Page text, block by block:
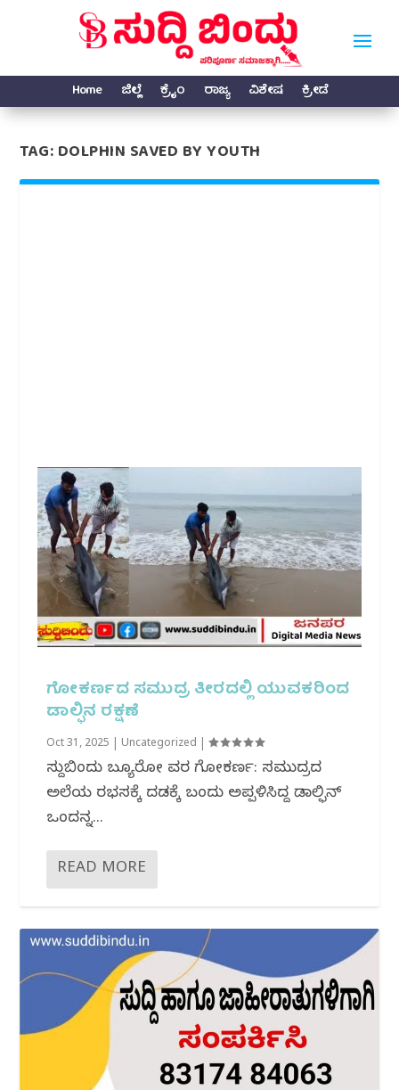
Home ಜಿಲ್ಲೆ ಕ್ರೈಂ ರಾಜ್ಯ ವಿಶೇಷ ಕ್ರೀಡೆ
TAG:DOLPHIN SAVED BY YOUTH
ಗೋಕರ್ಣದ ಸಮುದ್ರ ತೀರದಲ್ಲಿ ಯುವಕರಿಂದ
ಡಾಲ್ಫಿನ ರಕ್ಷಣೆ
Oct 31, 2025 Uncategorized |
ಸುದ್ದಿಬಿಂದು ಬ್ಯೂರೋ ವರದಿ ಗೋಕರ್ಣ: ಸಮುದ್ರದ
ಅಲೆಯ ರಭಸಕ್ಕೆ ದಡಕ್ಕೆ ಬಂದು ಅಪ್ಪಳಿಸಿದ್ದ ಡಾಲ್ಫಿನ್
ಒಂದನ್ನ...
READ MORE